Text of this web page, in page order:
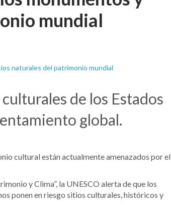
mundial
de los Estados
global.
cultural están actualmente amenazados por el
y Clima”, la UNESCO alerta de que los
ponen en riesgo sitios culturales, históricos y